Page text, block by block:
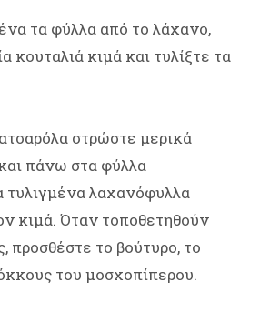
τα φύλλα από το λάχανο,
κουταλιά κιμά και τυλίξτε τα
στρώστε μερικά
πάνω στα φύλλα
τυλιγμένα λαχανόφυλλα
κιμά. Όταν τοποθετηθούν
προσθέστε το βούτυρο, το
του μοσχοπίπερου.